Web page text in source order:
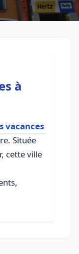
à
vacances
Située
cette ville